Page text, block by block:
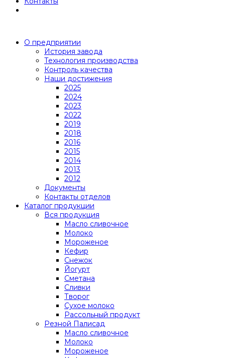
О предприятии
История завода
Технология производства
Контроль качества
Наши достижения
2025
2024
2023
2022
2019
2018
2016
2015
2014
2013
2012
Документы
Контакты отделов
Каталог продукции
Вся продукция
Масло сливочное
Молоко
Мороженое
Кефир
Снежок
Йогурт
Сметана
Сливки
Творог
Сухое молоко
Рассольный продукт
Резной Палисад
Масло сливочное
Молоко
Мороженое